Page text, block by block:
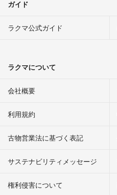
ガイド
ラクマ公式ガイド
ラクマについて
会社概要
利用規約
古物営業法に基づく表記
サステナビリティメッセージ
権利侵害について